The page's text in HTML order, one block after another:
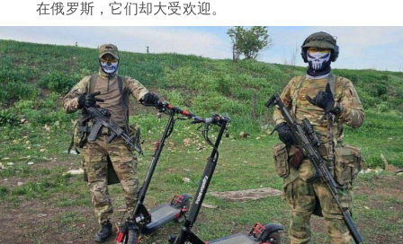
在俄罗斯，它们却大受欢迎。